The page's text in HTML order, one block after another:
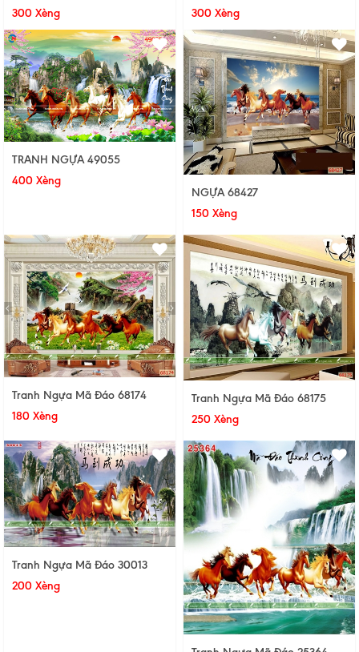
300 Xèng
300 Xèng
TRANH NGỰA 49055
400 Xèng
NGỰA 68427
150 Xèng
Tranh Ngựa Mã Đáo 68174
180 Xèng
Tranh Ngựa Mã Đáo 68175
250 Xèng
Tranh Ngựa Mã Đáo 30013
200 Xèng